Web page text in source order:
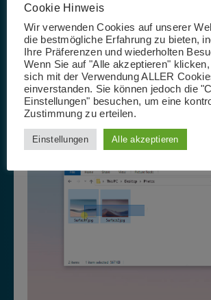
Mehrere Bilder gleichzeitig hinsichtlich
bearbeiten geht dankImage Resizer
markieren, gewünschte Bildgröße
wars – es wird nun eine entsprechende
Bilder in geringerer Bildgröße im Ordner
Cookie Hinweis
Wir verwenden Cookies auf unserer
die bestmögliche Erfahrung zu bieten,
Ihre Präferenzen und wiederholten
Wenn Sie auf "Alle akzeptieren"
sich mit der Verwendung ALLER
einverstanden. Sie können jedoch die
Einstellungen" besuchen, um eine
Zustimmung zu erteilen.
Einstellungen Alle akzeptieren